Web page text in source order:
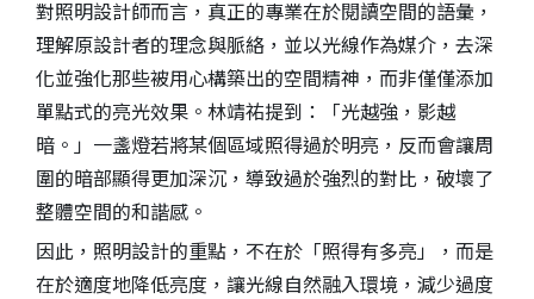
對照明設計師而言，真正的專業在於閱讀空間的語彙，
理解原設計者的理念與脈絡，並以光線作為媒介，去深
化並強化那些被用心構築出的空間精神，而非僅僅添加
單點式的亮光效果。林靖祐提到：「光越強，影越
暗。」一盞燈若將某個區域照得過於明亮，反而會讓周
圍的暗部顯得更加深沉，導致過於強烈的對比，破壞了
整體空間的和諧感。
因此，照明設計的重點，不在於「照得有多亮」，而是
在於適度地降低亮度，讓光線自然融入環境，減少過度